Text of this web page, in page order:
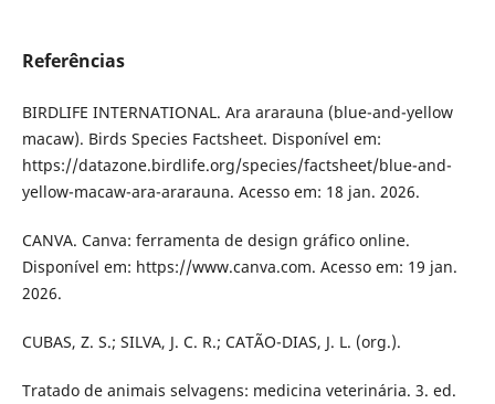
Referências
BIRDLIFE INTERNATIONAL. Ara ararauna (blue-and-yellow
macaw). Birds Species Factsheet. Disponível em:
https://datazone.birdlife.org/species/factsheet/blue-and-
yellow-macaw-ara-ararauna. Acesso em: 18 jan. 2026.
CANVA. Canva: ferramenta de design gráfico online.
Disponível em: https://www.canva.com. Acesso em: 19 jan.
2026.
CUBAS, Z. S.; SILVA, J. C. R.; CATÃO-DIAS, J. L. (org.).
Tratado de animais selvagens: medicina veterinária. 3. ed.